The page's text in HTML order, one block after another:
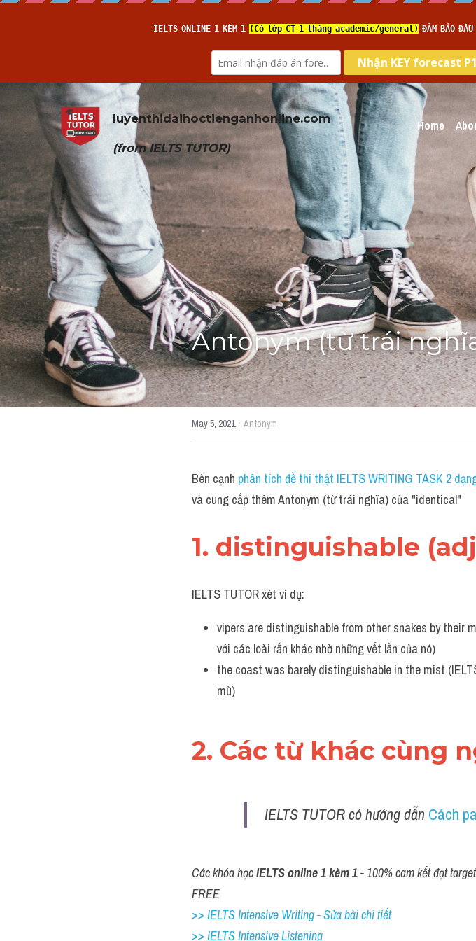
luyenthidaihoctienganhonline.com
(from IELTS TUTOR)
Home
Antonym (từ trái
May 5, 2021· Antonym
Bên cạnh phân tích đề thi thật IELTS WRITING TASK 2
và cung cấp thêm Antonym (từ trái nghĩa) của "identical"
1. distinguishable
IELTS TUTOR xét ví dụ:
vipers are distinguishable from other snakes by their
với các loài rắn khác nhờ những vết lằn của nó)
the coast was barely distinguishable in the mist
mù)
2. Các từ khác cùng
IELTS TUTOR có hướng dẫn Cách
Các khóa học IELTS online 1 kèm 1 - 100% cam kết đạt
FREE
>> IELTS Intensive Writing - Sửa bài chi tiết
>> IELTS Intensive Listening